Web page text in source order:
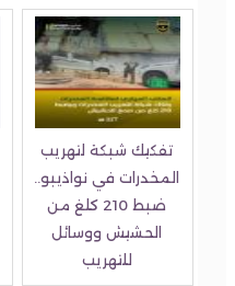
تفكيك شبكة لتهريب
المخدرات في نواذيبو..
ضبط 210 كلغ من
الحشيش ووسائل
للتهريب